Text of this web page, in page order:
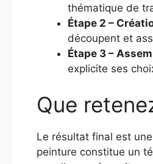
thématique de
Étape 2 –
découpent et
Étape 3 –
explicite ses
Que
Le résultat final est
peinture constitue un